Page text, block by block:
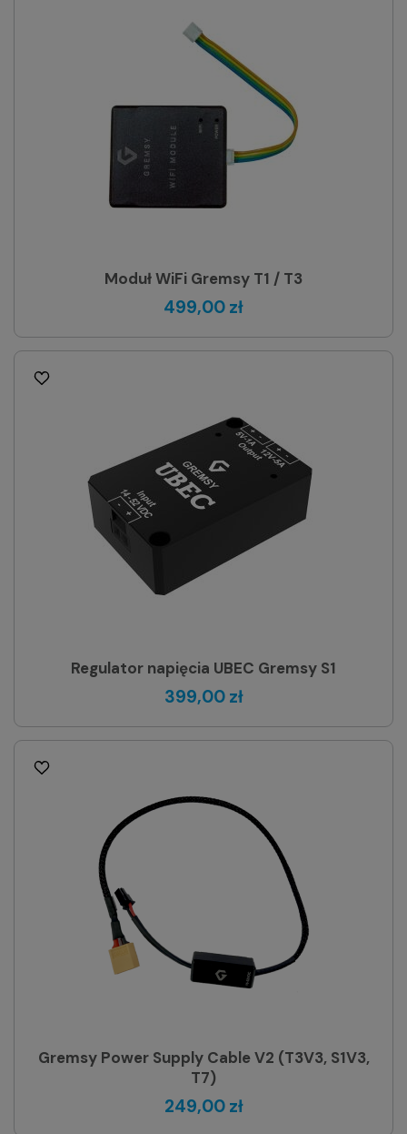
Moduł WiFi Gremsy T1 / T3
499,00 zł
Regulator napięcia UBEC Gremsy S1
399,00 zł
Gremsy Power Supply Cable V2 (T3V3, S1V3,
T7)
249,00 zł